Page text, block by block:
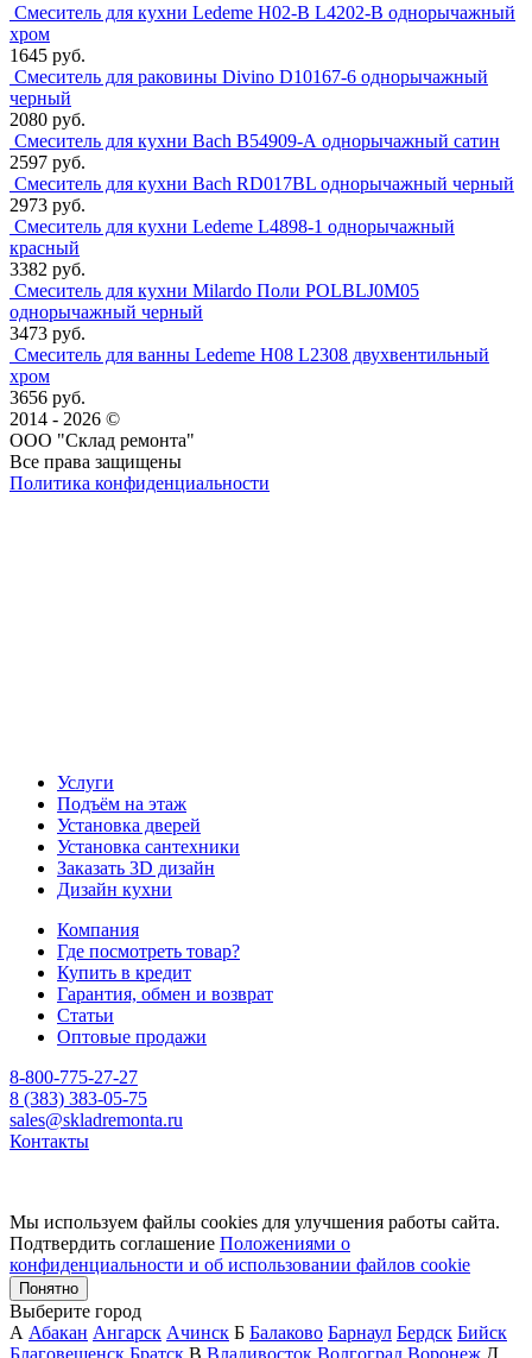
Смеситель для кухни Ledeme H02-B L4202-B однорычажный
хром
1645 руб.
Смеситель для раковины Divino D10167-6 однорычажный
черный
2080 руб.
Смеситель для кухни Bach В54909-А однорычажный сатин
2597 руб.
Смеситель для кухни Bach RD017BL однорычажный черный
2973 руб.
Смеситель для кухни Ledeme L4898-1 однорычажный
красный
3382 руб.
Смеситель для кухни Milardo Поли POLBLJ0M05
однорычажный черный
3473 руб.
Смеситель для ванны Ledeme H08 L2308 двухвентильный
хром
3656 руб.
2014 - 2026 ©
ООО "Склад ремонта"
Все права защищены
Политика конфиденциальности
Услуги
Подъём на этаж
Установка дверей
Установка сантехники
Заказать 3D дизайн
Дизайн кухни
Компания
Где посмотреть товар?
Купить в кредит
Гарантия, обмен и возврат
Статьи
Оптовые продажи
8-800-775-27-27
8 (383) 383-05-75
sales@skladremonta.ru
Контакты
Мы используем файлы cookies для улучшения работы сайта.
Подтвердить соглашение Положениями о
конфиденциальности и об использовании файлов cookie
Понятно
Выберите город
А Абакан Ангарск Ачинск Б Балаково Барнаул Бердск Бийск
Благовещенск Братск В Владивосток Волгоград Воронеж Д